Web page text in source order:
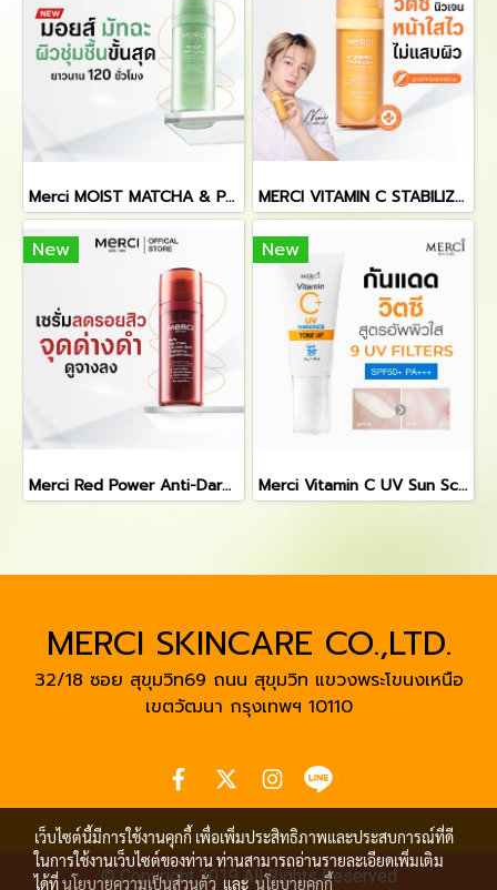
Merci MOIST MATCHA & PANTHENOL B5 HYDRATION CREAM มอยส์ มัทฉะ แอนด์ แพนทีนอล บีไฟว์ ไฮเดรชั่น ครีม ขนาด 30 มล. MERCI VITAMIN C STABILIZED 5C BRIGHTENING SERUM 30 ml.
New
Merci Red Power Anti-Dark Spot Brightening Superior Serum เซรั่มเมอร์ซี่ แก้ปัญหารอยสิว รอยดำ รอยแดง
New
Merci Vitamin C UV Sun Screen SPF50+ PA+++ 35 ml.
MERCI SKINCARE CO.,LTD.
32/18 ซอย สุขุมวิท69 ถนน สุขุมวิท แขวงพระโขนงเหนือ
เขตวัฒนา กรุงเทพฯ 10110
© Copyright 2019 All Rights Reserved
เว็บไซต์นี้มีการใช้งานคุกกี้ เพื่อเพิ่มประสิทธิภาพและประสบการณ์ที่ดี
ในการใช้งานเว็บไซต์ของท่าน ท่านสามารถอ่านรายละเอียดเพิ่มเติม
ได้ที่นโยบายความเป็นส่วนตัวและนโยบายคุกกี้